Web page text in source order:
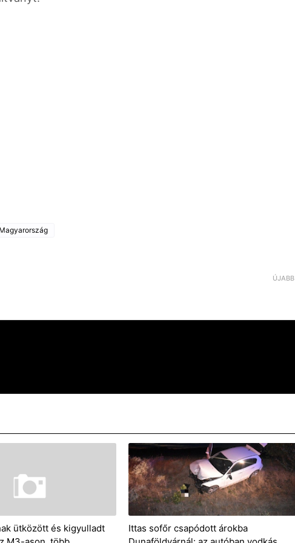
Magyarország
ÚJABB
ütközött és kigyulladt
Ittas sofőr csapódott árokba